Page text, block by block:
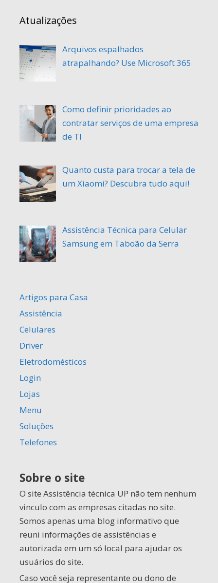
Atualizações
Arquivos espalhados
atrapalhando? Use Microsoft 365
Como definir prioridades ao
contratar serviços de uma empresa
de TI
Quanto custa para trocar a tela de
um Xiaomi? Descubra tudo aqui!
Assistência Técnica para Celular
Samsung em Taboão da Serra
Artigos para Casa
Assistência
Celulares
Driver
Eletrodomésticos
Login
Lojas
Menu
Soluções
Telefones
Sobre o site
O site Assistência técnica UP não tem nenhum
vinculo com as empresas citadas no site.
Somos apenas uma blog informativo que
reuni informações de assistências e
autorizada em um só local para ajudar os
usuários do site.
Caso você seja representante ou dono de